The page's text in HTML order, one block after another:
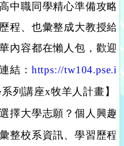
中職同學精心準備攻略
程、也彙整成大教授給
內容都在懶人包，歡迎
結： https://
系列講座x牧羊人計畫】
擇大學志願？個人興趣
整校系資訊、學習歷程